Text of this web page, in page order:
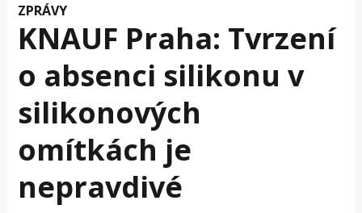
ZPRÁVY
KNAUF Praha: Tvrzení
o absenci silikonu v
silikonových
omítkách je
nepravdivé